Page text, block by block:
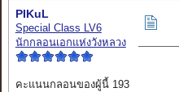
PIKuL
Special Class LV6
นักกลอนเอกแห่งวังหลวง
คะแนนกลอนของผู้นี้ 193